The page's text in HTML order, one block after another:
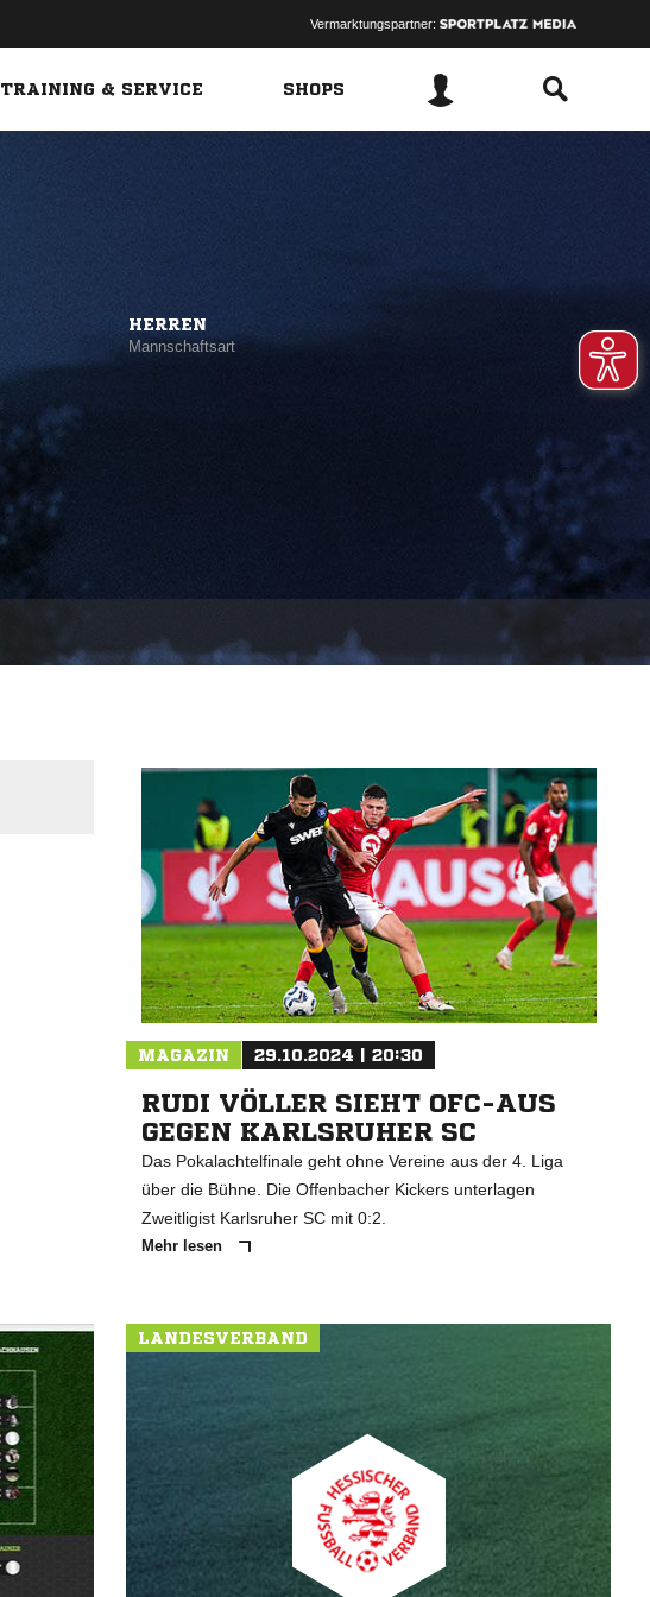
Vermarktungspartner:
TRAINING & SERVICE SHOPS
HERREN
Mannschaftsart
MAGAZIN 29.10.2024 | 20:30
RUDI VÖLLER SIEHT OFC-AUS
GEGEN KARLSRUHER SC
Das Pokalachtelfinale geht ohne Vereine aus der 4. Liga
über die Bühne. Die Offenbacher Kickers unterlagen
Zweitligist Karlsruher SC mit 0:2.
Mehr lesen
LANDESVERBAND